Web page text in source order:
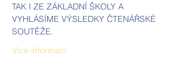
TAK I ZE ZÁKLADNÍ ŠKOLY A
VYHLÁSÍME VÝSLEDKY ČTENÁŘSKÉ
SOUTĚŽE.
Více informací